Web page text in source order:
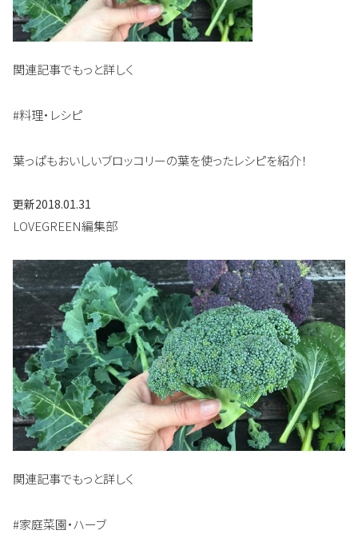
関連記事でもっと詳しく
#料理・レシピ
葉っぱもおいしいブロッコリーの葉を使ったレシピを紹介！
更新2018.01.31
LOVEGREEN編集部
関連記事でもっと詳しく
#家庭菜園・ハーブ